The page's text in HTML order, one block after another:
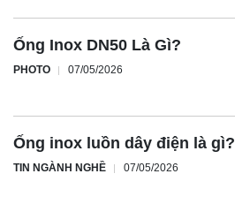
Ống Inox DN50 Là Gì?
PHOTO 07/05/2026
Ống inox luồn dây điện là gì?
TIN NGÀNH NGHỀ 07/05/2026